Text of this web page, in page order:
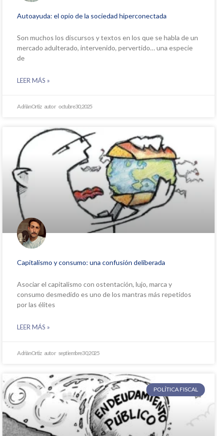
Autoayuda: el opio de la sociedad hiperconectada
Son muchos los discursos y textos en los que se habla de un
mercado adulterado, intervenido, pervertido… una especie
de
LEER MÁS »
Adrián Ortiz octubre 30, 2025
Capitalismo y consumo: una confusión deliberada
Asociar el capitalismo con ostentación, lujo, marca y
consumo desmedido es uno de los mantras más repetidos
por las élites
LEER MÁS »
Adrián Ortiz septiembre 30, 2025
POLÍTICA FISCAL